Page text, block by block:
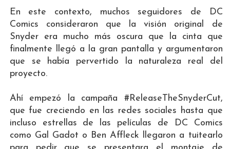
En este contexto, muchos seguidores de DC
Comics consideraron que la visión original de
Snyder era mucho más oscura que la cinta que
finalmente llegó a la gran pantalla y argumentaron
que se había pervertido la naturaleza real del
proyecto.
Ahí empezó la campaña #ReleaseTheSnyderCut,
que fue creciendo en las redes sociales hasta que
incluso estrellas de las películas de DC Comics
como Gal Gadot o Ben Affleck llegaron a tuitearlo